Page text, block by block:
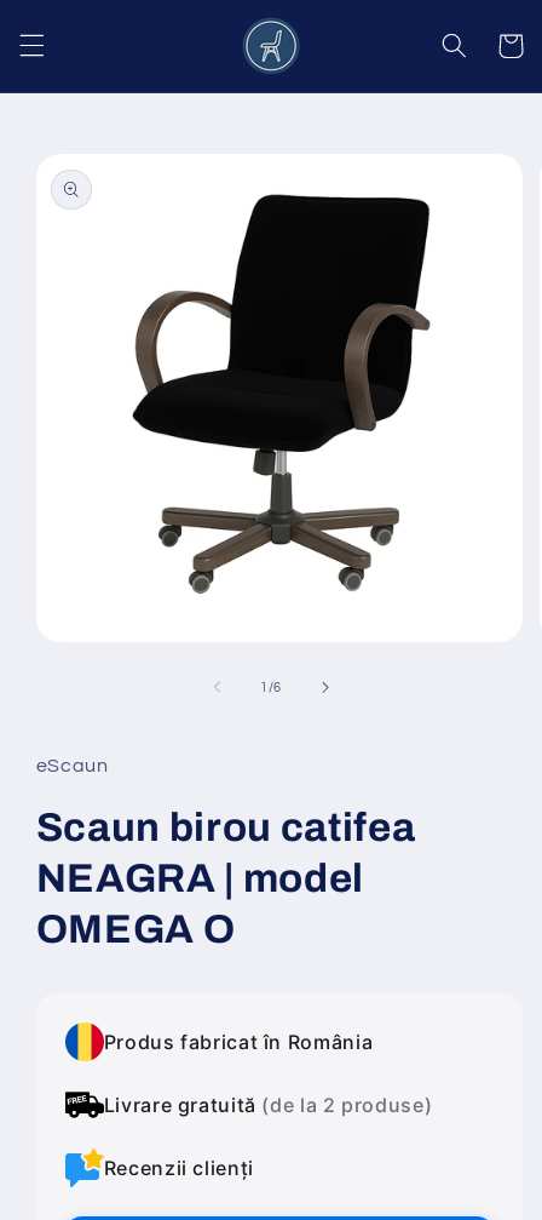
conținut
Coș
informațiile
despre
produs
fereastră
modală
1 /din
6
eScaun
Scaun birou catifea
NEAGRA | model
OMEGA O
Produs fabricat în România
Livrare gratuită (de la 2 produse)
Recenzii clienți